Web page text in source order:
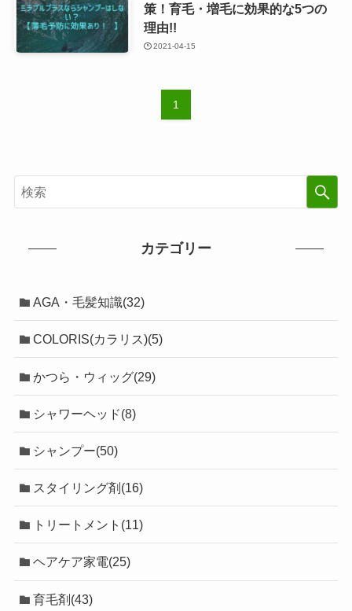
策！育毛・増毛に効果的な5つの
理由!!
2021-04-15
1
カテゴリー
AGA・毛髪知識(32)
COLORIS(カラリス)(5)
かつら・ウィッグ(29)
シャワーヘッド(8)
シャンプー(50)
スタイリング剤(16)
トリートメント(11)
ヘアケア家電(25)
育毛剤(43)